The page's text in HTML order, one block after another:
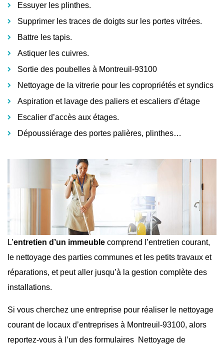
Essuyer les plinthes.
Supprimer les traces de doigts sur les portes vitrées.
Battre les tapis.
Astiquer les cuivres.
Sortie des poubelles à Montreuil-93100
Nettoyage de la vitrerie pour les copropriétés et syndics
Aspiration et lavage des paliers et escaliers d’étage
Escalier d’accès aux étages.
Dépoussiérage des portes palières, plinthes…
L’entretien d’un immeuble comprend l’entretien courant,
le nettoyage des parties communes et les petits travaux et
réparations, et peut aller jusqu’à la gestion complète des
installations.
Si vous cherchez une entreprise pour réaliser le nettoyage
courant de locaux d’entreprises à Montreuil-93100, alors
reportez-vous à l’un des formulaires Nettoyage de